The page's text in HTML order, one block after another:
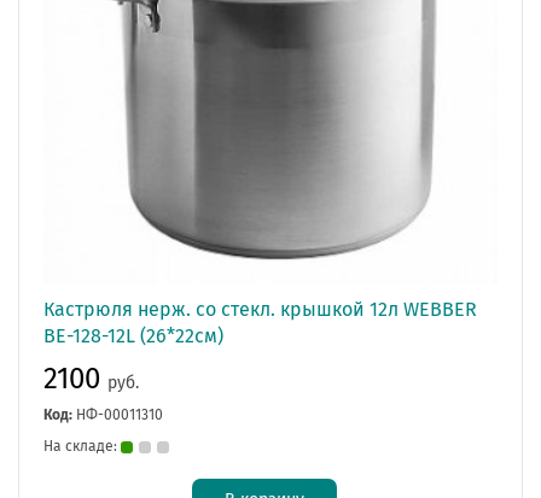
Кастрюля нерж. со стекл. крышкой 12л WEBBER
BE-128-12L (26*22см)
2100 руб.
Код: НФ-00011310
На складе: